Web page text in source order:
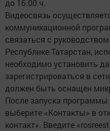
до 16.00 ч.
Видеосвязь
коммуникационной
связаться с
Республике Татарстан,
необходимо установить
зарегистрироваться в
должен быть оснащен
После запуска
выберите «Контакты» в
контакт». Введите